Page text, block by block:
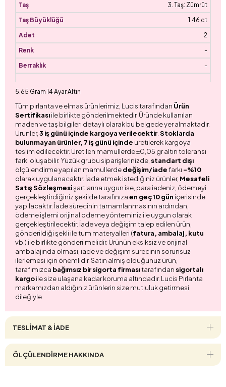
3. Taş: Zümrüt
1.46 ct
2
-
-
5.65 Gram 14 Ayar Altın
Tüm pırlanta ve elmas ürünlerimiz, Lucis tarafından Ürün
Sertifikasıile birlikte gönderilmektedir. Üründe kullanılan
maden ve taş bilgileri detaylı olarak bu belgede yer almaktadır.
Ürünler,3 iş günü içinde kargoya verilecektir. Stoklarda
bulunmayan ürünler, 7 iş günü içinde üretilerek kargoya
teslim edilecektir. Üretilen mamullerde ±0,05 gr altın toleransı
farkı oluşabilir. Yüzük grubu siparişlerinizde, standart dışı
ölçülendirme yapılan mamullerdedeğişim/iadefarkı -%10
olarak uygulanacaktır. İade etmek istediğiniz ürünler, Mesafeli
Satış Sözleşmesişartlarına uygun ise, para iadeniz, ödemeyi
gerçekleştirdiğiniz şekilde tarafınızaen geç 10 gün içerisinde
yapılacaktır. İade sürecinin tamamlanmasının ardından,
ödeme işlemi orijinal ödeme yönteminiz ile uygun olarak
gerçekleştirilecektir. İade veya değişim talep edilen ürün,
gönderildiği şekli ile tüm materyalleri (fatura, ambalaj, kutu
vb.) ile birlikte gönderilmelidir. Ürünün eksiksiz ve orijinal
ambalajında olması, iade ve değişim sürecinin sorunsuz
ilerlemesi için önemlidir. Satın almış olduğunuz ürün,
tarafımızca bağımsız bir sigorta firmasıtarafından sigortalı
kargoile size ulaşana kadar koruma altındadır. Lucis Pırlanta
markamızdan aldığınız ürünlerin size mutluluk getirmesi
dileğiyle
TESLİMAT & İADE
ÖLÇÜLENDİRME HAKKINDA